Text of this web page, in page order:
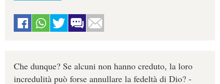
Che dunque? Se alcuni non hanno creduto, la loro
incredulità può forse annullare la fedeltà di Dio? -